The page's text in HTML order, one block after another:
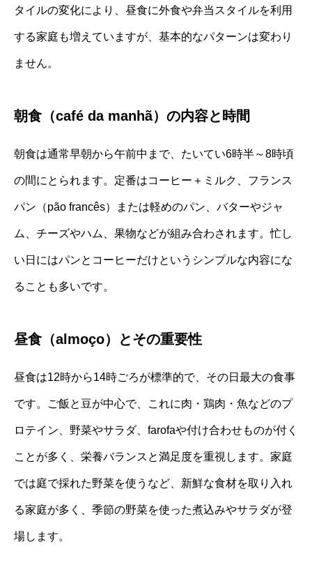
タイルの変化により、昼食に外食や弁当スタイルを利用
する家庭も増えていますが、基本的なパターンは変わり
ません。
朝食（café da manhã）の内容と時間
朝食は通常早朝から午前中まで、たいてい6時半～8時頃
の間にとられます。定番はコーヒー＋ミルク、フランス
パン（pão francês）または軽めのパン、バターやジャ
ム、チーズやハム、果物などが組み合わされます。忙し
い日にはパンとコーヒーだけというシンプルな内容にな
ることも多いです。
昼食（almoço）とその重要性
昼食は12時から14時ごろが標準的で、その日最大の食事
です。ご飯と豆が中心で、これに肉・鶏肉・魚などのプ
ロテイン、野菜やサラダ、farofaや付け合わせものが付く
ことが多く、栄養バランスと満足度を重視します。家庭
では庭で採れた野菜を使うなど、新鮮な食材を取り入れ
る家庭が多く、季節の野菜を使った煮込みやサラダが登
場します。